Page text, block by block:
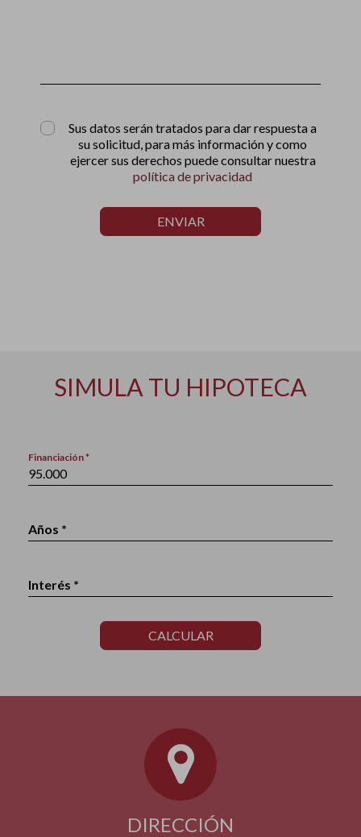
Sus datos serán tratados para dar respuesta a
su solicitud, para más información y como
ejercer sus derechos puede consultar nuestra
política de privacidad
ENVIAR
SIMULA TU HIPOTECA
Financiación *
Años *
Interés *
CALCULAR
DIRECCIÓN